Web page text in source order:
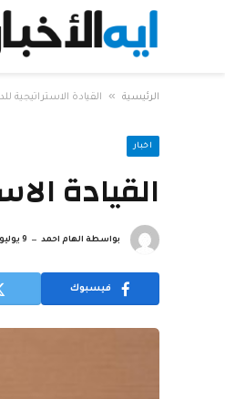
الرئيسية » القيادة الاستراتيجية
اخبار
القيادة
بواسطة الهام احمد 9 يوليو، 2026
فيسبوك